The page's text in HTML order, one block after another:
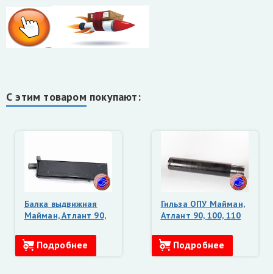
С этим товаром покупают:
Балка выдвижная
Майман, Атлант 90,
Подробнее
Гильза ОПУ Майман,
Атлант 90, 100, 110
185-14)
Подробнее